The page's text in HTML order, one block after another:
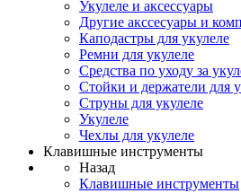
Укулеле и аксессуары
Другие акссесуары и
Каподастры для укулеле
Ремни для укулеле
Средства по уходу за
Стойки и держатели для
Струны для укулеле
Укулеле
Чехлы для укулеле
Клавишные инструменты
Назад
Клавишные инструменты